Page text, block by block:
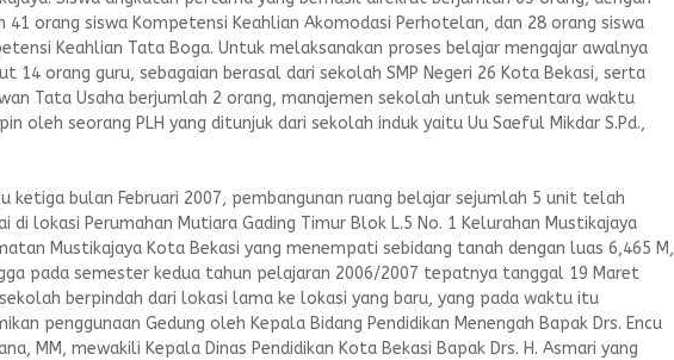
41 orang siswa Kompetensi Keahlian Akomodasi Perhotelan, dan 28 orang siswa
Keahlian Tata Boga. Untuk melaksanakan proses belajar mengajar awalnya
14 orang guru, sebagaian berasal dari sekolah SMP Negeri 26 Kota Bekasi, serta
Tata Usaha berjumlah 2 orang, manajemen sekolah untuk sementara waktu
oleh seorang PLH yang ditunjuk dari sekolah induk yaitu Uu Saeful Mikdar S.Pd.,
ketiga bulan Februari 2007, pembangunan ruang belajar sejumlah 5 unit telah
di lokasi Perumahan Mutiara Gading Timur Blok L.5 No. 1 Kelurahan Mustikajaya
Mustikajaya Kota Bekasi yang menempati sebidang tanah dengan luas 6,465 M,
pada semester kedua tahun pelajaran 2006/2007 tepatnya tanggal 19 Maret
berpindah dari lokasi lama ke lokasi yang baru, yang pada waktu itu
penggunaan Gedung oleh Kepala Bidang Pendidikan Menengah Bapak Drs. Encu
MM, mewakili Kepala Dinas Pendidikan Kota Bekasi Bapak Drs. H. Asmari yang